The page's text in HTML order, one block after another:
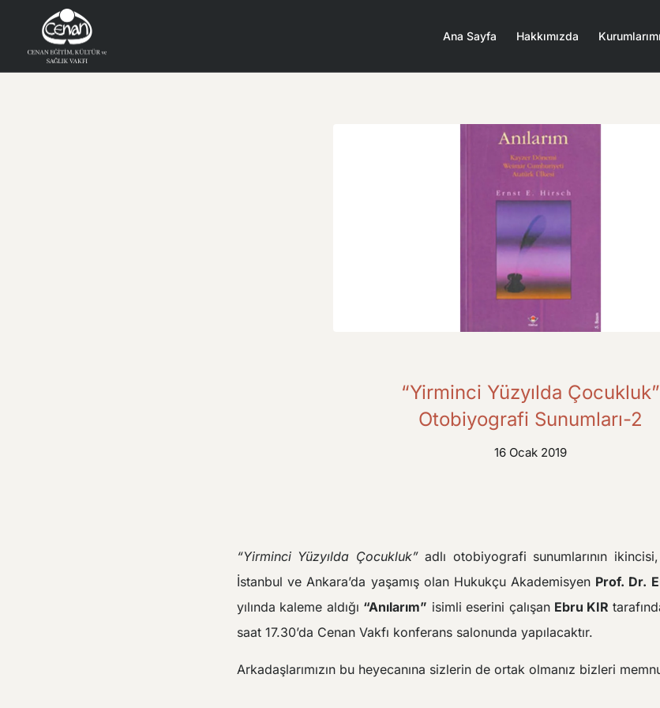
Ana Sayfa Hakkımızda
“Yirminci Yüzyılda Çocukluk”
Otobiyografi Sunumları-2
16 Ocak 2019
“Yirminci Yüzyılda Çocukluk”adlı otobiyografi sunumlarının ikincisi,
İstanbul ve Ankara’da yaşamış olan Hukukçu Akademisyen Prof. Dr.
yılında kaleme aldığı “Anılarım” isimli eserini çalışan Ebru KIR
saat 17.30’da Cenan Vakfı konferans salonunda yapılacaktır.
Arkadaşlarımızın bu heyecanına sizlerin de ortak olmanız bizleri